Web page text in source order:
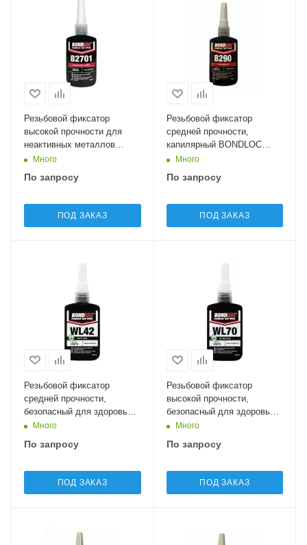
Резьбовой фиксатор
высокой прочности для
неактивных металлов
BONDLOC B2701 - Studlock
Много
По запросу
ПОД ЗАКАЗ
Резьбовой фиксатор
средней прочности,
капилярный BONDLOC
B290 - Penetrating
Много
По запросу
ПОД ЗАКАЗ
Резьбовой фиксатор
средней прочности,
безопасный для здоровья
BONDLOC WL42 - Nutlock
Много
По запросу
ПОД ЗАКАЗ
Резьбовой фиксатор
высокой прочности,
безопасный для здоровья
BONDLOC WL70 - Studlock
Много
По запросу
ПОД ЗАКАЗ